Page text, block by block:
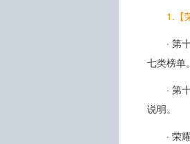
1.【
· 第
七类榜单。
· 第
说明。
· 荣